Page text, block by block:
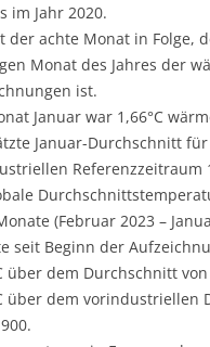
im Jahr 2020.
der achte Monat in Folge,
Monat des Jahres der
ist.
Januar war 1,66°C
Januar-Durchschnitt
Referenzzeitraum
(Februar 2023 –
seit Beginn der
über dem Durchschnitt
über dem vorindustriellen